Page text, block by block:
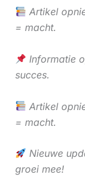
Artikel
= macht.
Informatie
succes.
Artikel
= macht.
Nieuwe
groei mee!